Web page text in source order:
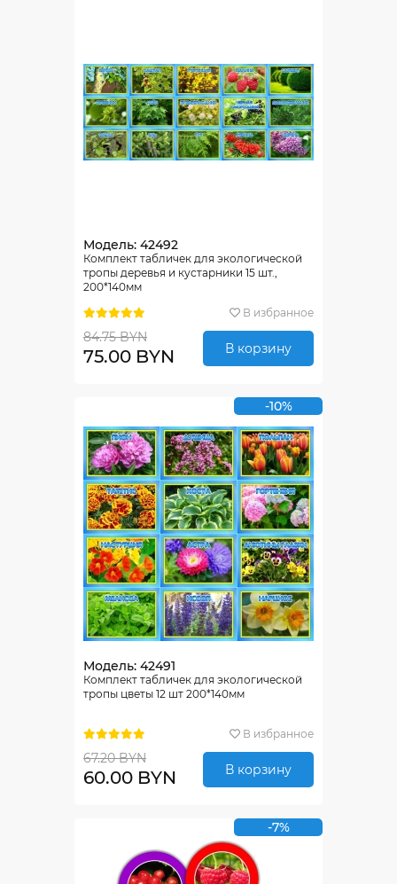
Модель: 42492
Комплект табличек для экологической
тропы деревья и кустарники 15 шт.,
200*140мм
В избранное
84.75 BYN
75.00 BYN В корзину
-10%
Модель: 42491
Комплект табличек для экологической
тропы цветы 12 шт 200*140мм
В избранное
67.20 BYN
60.00 BYN В корзину
-7%